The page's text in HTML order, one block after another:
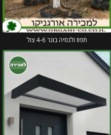
תפוז ולנסיה בוגר 4-6 צול